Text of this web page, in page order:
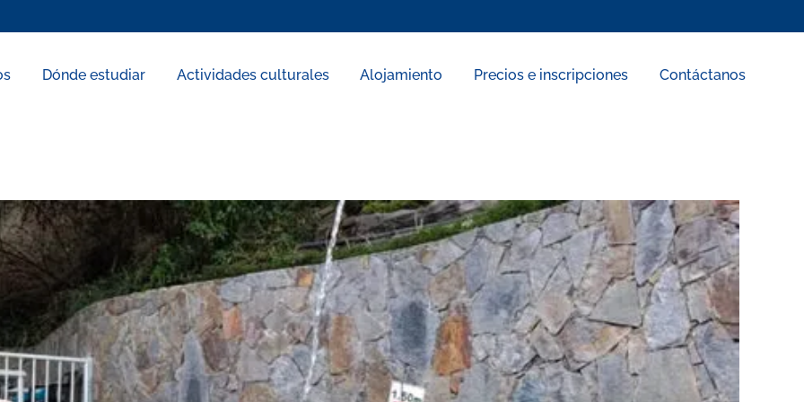
Dónde estudiar Actividades culturales Alojamiento Precios e inscripciones Contáctanos